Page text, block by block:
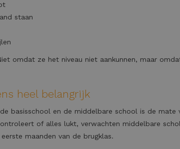
staan
omdat ze het niveau niet aankunnen, maar
heel belangrijk
basisschool en de middelbare school is de mate
of alles lukt, verwachten middelbare
maanden van de brugklas.